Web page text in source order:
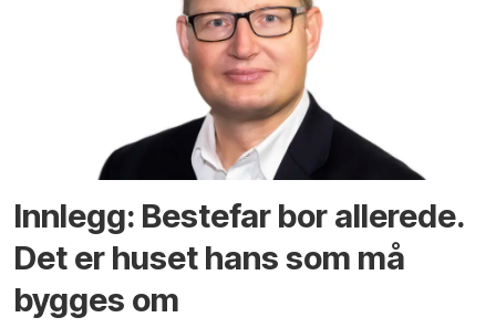
Innlegg: Bestefar bor allerede.
Det er huset hans som må
bygges om